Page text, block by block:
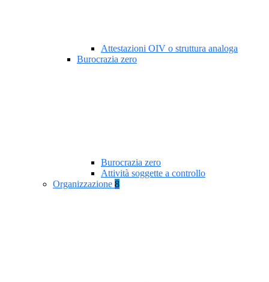
Attestazioni OIV o struttura analoga
Burocrazia zero
Burocrazia zero
Attività soggette a controllo
Organizzazione 8